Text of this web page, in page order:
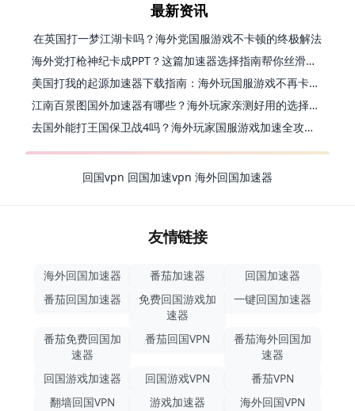
最新资讯
在英国打一梦江湖卡吗？海外党国服游戏不卡顿的终极解法
海外党打枪神纪卡成PPT？这篇加速器选择指南帮你丝滑上分
美国打我的起源加速器下载指南：海外玩国服游戏不再卡的终极方案
江南百景图国外加速器有哪些？海外玩家亲测好用的选择与避坑指南
去国外能打王国保卫战4吗？海外玩家国服游戏加速全攻略（附公主连结幻想江湖实测）
回国vpn 回国加速vpn 海外回国加速器
友情链接
海外回国加速器 番茄加速器
回国加速器
番茄回国加速器
免费回国游戏加
速器
一键回国加速器
番茄免费回国加
速器
番茄回国VPN
番茄海外回国加
速器
回国游戏加速器
回国游戏VPN
番茄VPN
翻墙回国VPN
游戏加速器
海外回国VPN